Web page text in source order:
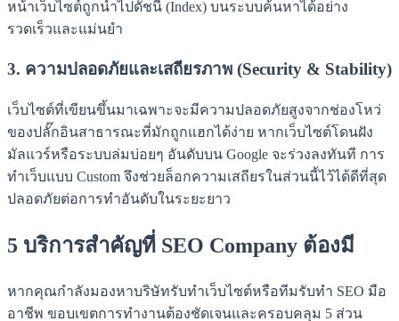
หน้าเว็บไซต์ถูกนำไปดัชนี (Index) บนระบบค้นหาได้อย่าง
รวดเร็วและแม่นยำ
3. ความปลอดภัยและเสถียรภาพ (Security & Stability)
เว็บไซต์ที่เขียนขึ้นมาเฉพาะจะมีความปลอดภัยสูงจากช่องโหว่
ของปลั๊กอินสาธารณะที่มักถูกแฮกได้ง่าย หากเว็บไซต์โดนฝัง
มัลแวร์หรือระบบล่มบ่อยๆ อันดับบน Google จะร่วงลงทันที การ
ทำเว็บแบบ Custom จึงช่วยล็อกความเสถียรในส่วนนี้ไว้ได้ดีที่สุด
ปลอดภัยต่อการทำอันดับในระยะยาว
5 บริการสำคัญที่ SEO Company ต้องมี
หากคุณกำลังมองหาบริษัทรับทำเว็บไซต์หรือทีมรับทำ SEO มือ
อาชีพ ขอบเขตการทำงานต้องชัดเจนและครอบคลุม 5 ส่วน